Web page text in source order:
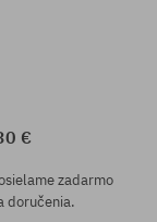
€
zadarmo
doručenia.